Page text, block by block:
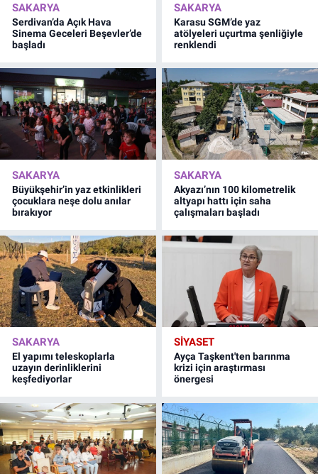
SAKARYA
Serdivan’da Açık Hava
Sinema Geceleri Beşevler’de
başladı
SAKARYA
Karasu SGM’de yaz
atölyeleri uçurtma şenliğiyle
renklendi
SAKARYA
Büyükşehir’in yaz etkinlikleri
çocuklara neşe dolu anılar
bırakıyor
SAKARYA
Akyazı’nın 100 kilometrelik
altyapı hattı için saha
çalışmaları başladı
SAKARYA
El yapımı teleskoplarla
uzayın derinliklerini
keşfediyorlar
SİYASET
Ayça Taşkent'ten barınma
krizi için araştırması
önergesi